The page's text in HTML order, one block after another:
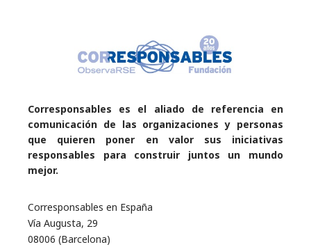
Corresponsables es el aliado de referencia en
comunicación de las organizaciones y personas
que quieren poner en valor sus iniciativas
responsables para construir juntos un mundo
mejor.
Corresponsables en España
Vía Augusta, 29
08006 (Barcelona)